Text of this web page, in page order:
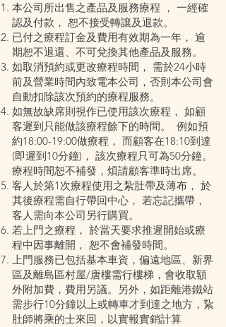
本公司所出售之產品及服務療程 ， 一經確
認及付款， 恕不接受轉讓及退款。
已付之療程訂金及費用有效期為一年， 逾
期恕不退還、不可兌換其他產品及服務。
如取消預約或更改療程時間， 需於24小時
前及營業時間內致電本公司，否則本公司會
自動扣除該次預約的療程服務。
如無故缺席則視作已使用該次療程， 如顧
客遲到只能做該療程餘下的時間。 例如預
約18:00-19:00做療程， 而顧客在18:10到達
(即遲到10分鐘)， 該次療程只可為50分鐘。
療程時間恕不補發，煩請顧客準時出席。
客人於第1次療程使用之紮肚帶及薄布， 於
其後療程需自行帶回中心， 若忘記攜帶，
客人需向本公司另行購買。
若上門之療程， 於當天要求推遲開始或療
程中因事離開， 恕不會補發時間。
上門服務已包括基本車資，偏遠地區、新界
區及離島區村屋/唐樓需行樓梯，會收取額
外附加費，費用另議。另外，如距離港鐵站
需步行10分鐘以上或轉車才到達之地方，紥
肚師將乘的士來回，以實報實銷計算